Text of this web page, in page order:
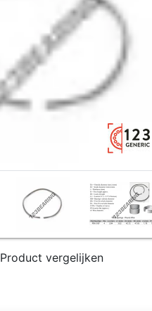
Product vergelijken